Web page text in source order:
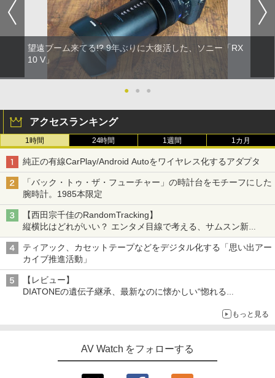
望遠ブーム来てる!? 9年ぶりに大復活した、ソニー「RX
10 V」
● ● ●
アクセスランキング
1時間 24時間 1週間 1カ月
純正の有線CarPlay/Android Autoをワイヤレス化するアダプタ
「バック・トゥ・ザ・フューチャー」の時計台をモチーフにした
腕時計。1985本限定
【西田宗千佳のRandomTracking】
縦横比はどれがいい？ エンタメ目線で考える、サムスン新
「Galaxy Z Fold」
ティアック、カセットテープなどをデジタル化する「思い出アー
カイブ推進活動」
【レビュー】
DIATONEの遺伝子継承、最新なのに懐かしい“惚れる
もっと見る
AV Watch をフォローする